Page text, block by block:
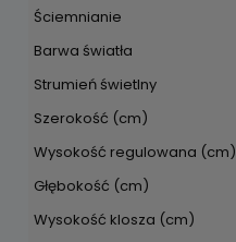
Ściemnianie
Barwa światła
Strumień świetlny
Szerokość (cm)
Wysokość regulowana (cm)
Głębokość (cm)
Wysokość klosza (cm)